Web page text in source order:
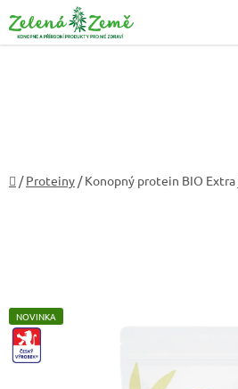
na
obsah
Domů
/ Proteiny / Konopný protein BIO Extra
NOVINKA
CZ-
VYROBEK